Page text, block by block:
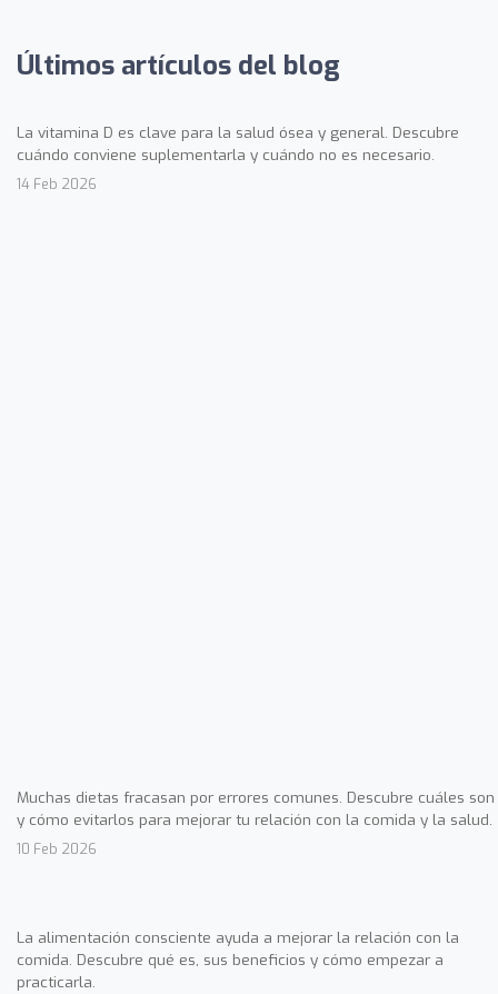
Últimos artículos del blog
La vitamina D es clave para la salud ósea y general. Descubre
cuándo conviene suplementarla y cuándo no es necesario.
14 Feb 2026
Muchas dietas fracasan por errores comunes. Descubre cuáles son
y cómo evitarlos para mejorar tu relación con la comida y la salud.
10 Feb 2026
La alimentación consciente ayuda a mejorar la relación con la
comida. Descubre qué es, sus beneficios y cómo empezar a
practicarla.